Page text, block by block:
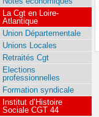
La Cgt en Loire-
Atlantique
Union Départementale
Unions Locales
Retraités Cgt
Elections
professionnelles
Formation syndicale
Institut d’Histoire
Sociale CGT 44